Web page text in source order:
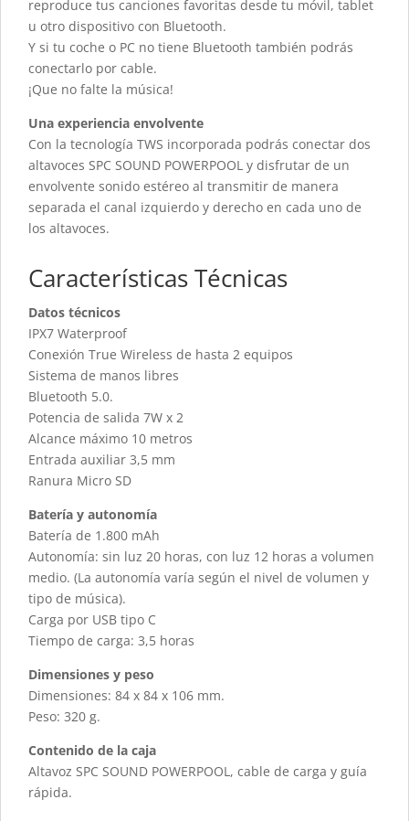
reproduce tus canciones favoritas desde tu móvil, tablet
u otro dispositivo con Bluetooth.
Y si tu coche o PC no tiene Bluetooth también podrás
conectarlo por cable.
¡Que no falte la música!
Una experiencia envolvente
Con la tecnología TWS incorporada podrás conectar dos
altavoces SPC SOUND POWERPOOL y disfrutar de un
envolvente sonido estéreo al transmitir de manera
separada el canal izquierdo y derecho en cada uno de
los altavoces.
Características Técnicas
Datos técnicos
IPX7 Waterproof
Conexión True Wireless de hasta 2 equipos
Sistema de manos libres
Bluetooth 5.0.
Potencia de salida 7W x 2
Alcance máximo 10 metros
Entrada auxiliar 3,5 mm
Ranura Micro SD
Batería y autonomía
Batería de 1.800 mAh
Autonomía: sin luz 20 horas, con luz 12 horas a volumen
medio. (La autonomía varía según el nivel de volumen y
tipo de música).
Carga por USB tipo C
Tiempo de carga: 3,5 horas
Dimensiones y peso
Dimensiones: 84 x 84 x 106 mm.
Peso: 320 g.
Contenido de la caja
Altavoz SPC SOUND POWERPOOL, cable de carga y guía
rápida.